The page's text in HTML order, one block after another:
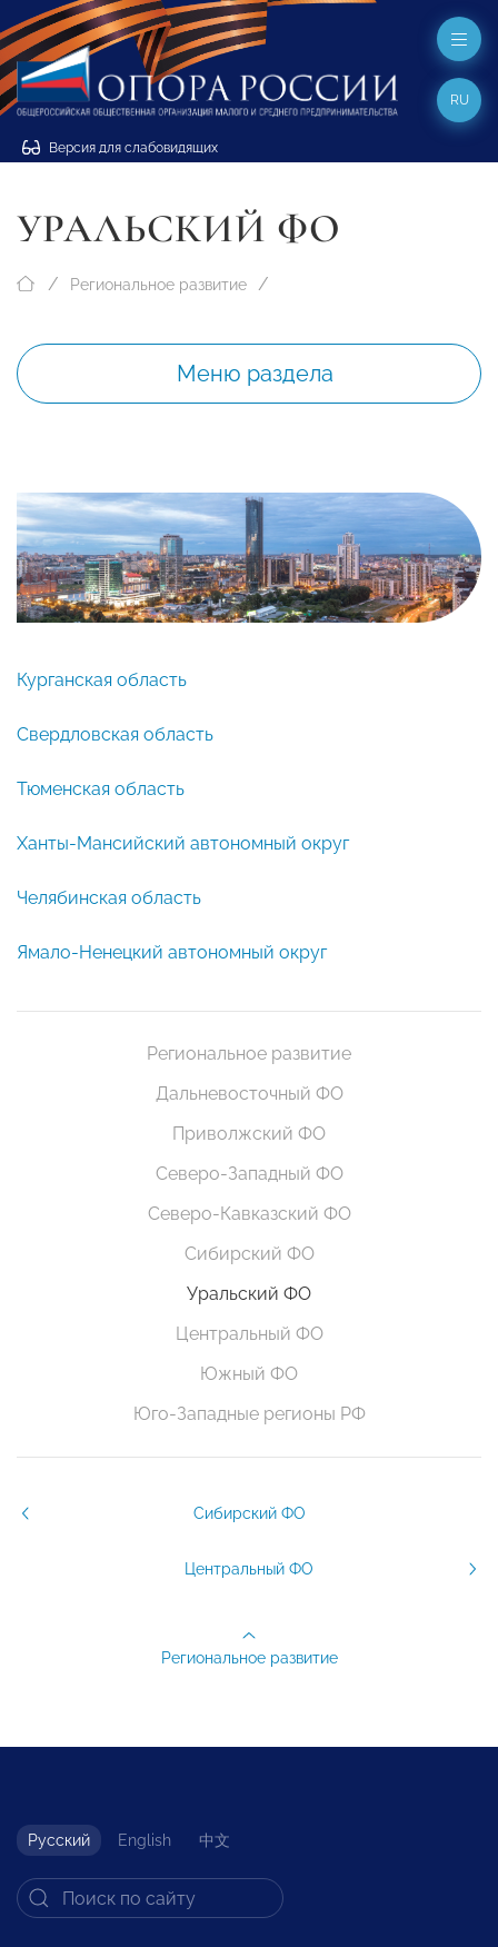
Версия для слабовидящих
RU
УРАЛЬСКИЙ ФО
Региональное развитие
Меню раздела
Курганская область
Свердловская область
Тюменская область
Ханты-Мансийский автономный округ
Челябинская область
Ямало-Ненецкий автономный округ
Региональное развитие
Дальневосточный ФО
Приволжский ФО
Северо-Западный ФО
Северо-Кавказский ФО
Сибирский ФО
Уральский ФО
Центральный ФО
Южный ФО
Юго-Западные регионы РФ
Сибирский ФО
Центральный ФО
Региональное развитие
Русский English 中文